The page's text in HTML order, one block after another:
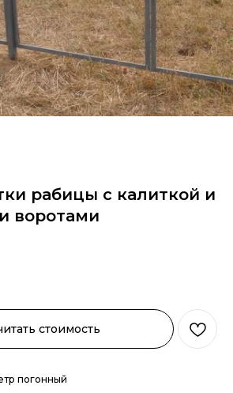
рабицы с калиткой и
воротами
стоимость
погонный